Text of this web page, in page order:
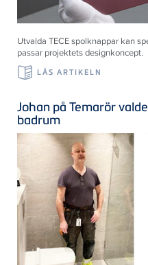
Utvalda TECE spolknappar kan
passar projektets designkoncept.
LÄS ARTIKELN
Johan på Temarör
badrum